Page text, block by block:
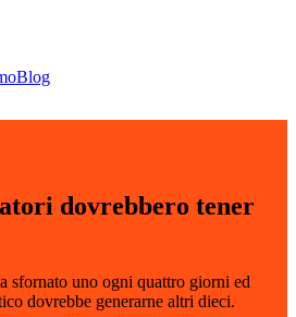
Blog
dovrebbero tener
sfornato uno ogni quattro giorni ed
dovrebbe generarne altri dieci.